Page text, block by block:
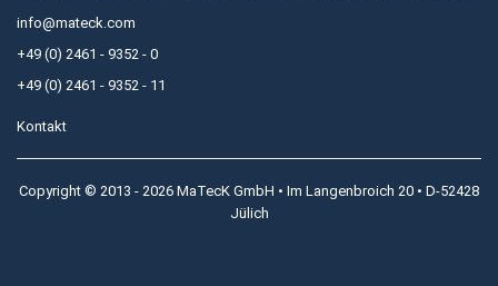
info@mateck.com
+49 (0) 2461 - 9352 - 0
+49 (0) 2461 - 9352 - 11
Kontakt
Copyright © 2013 - 2026 MaTecK GmbH • Im Langenbroich 20 • D-52428
Jülich